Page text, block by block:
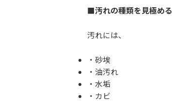
■汚れの種類を見極める
汚れには、
砂埃
油汚れ
水垢
カビ